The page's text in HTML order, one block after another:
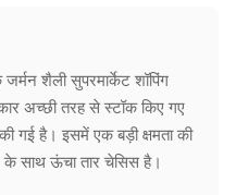
शैली सुपरमार्केट शॉपिंग
अच्छी तरह से स्टॉक किए गए
की गई है। इसमें एक बड़ी क्षमता की
साथ ऊंचा तार चेसिस है।